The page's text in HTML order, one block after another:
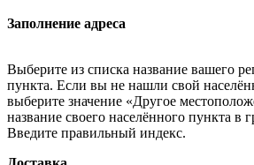
Заполнение адреса
Выберите из списка название вашего
пункта. Если вы не нашли свой
выберите значение «Другое
название своего населённого пункта в
Введите правильный индекс.